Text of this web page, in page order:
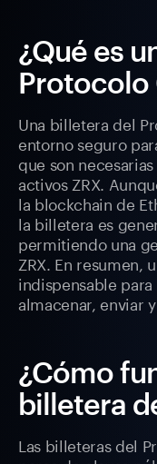
¿Qué es
Protocolo
Una billetera del
entorno seguro
que son
activos ZRX.
la blockchain de
la billetera es
permitiendo una
ZRX. En resumen,
indispensable
almacenar, enviar
¿Cómo
billetera
Las billeteras del